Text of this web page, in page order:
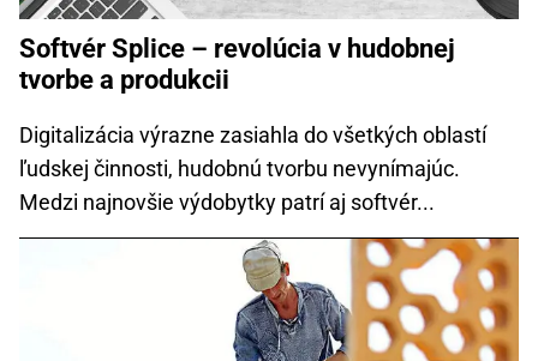
Softvér Splice – revolúcia v hudobnej
tvorbe a produkcii
Digitalizácia výrazne zasiahla do všetkých oblastí
ľudskej činnosti, hudobnú tvorbu nevynímajúc.
Medzi najnovšie výdobytky patrí aj softvér...